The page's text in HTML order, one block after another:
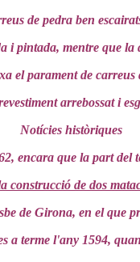
de pedra ben
pintada, mentre que la
el parament de carreus
arrebossat i
Notícies històriques
encara que la part
de dos
de Girona, en el que
a terme l'any 1594,